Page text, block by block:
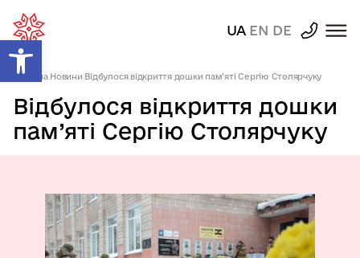
Відкрити Панель інструментів
UA EN DE
Головна| Новини Відбулося відкриття дошки пам’яті Сергію Столярчуку
Відбулося відкриття дошки
пам’яті Сергію Столярчуку